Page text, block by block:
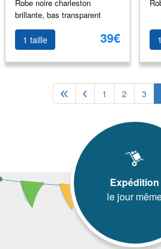
Robe noire charleston
brillante, bas transparent
1 taille 39€
1 2 3
Expédition
le jour